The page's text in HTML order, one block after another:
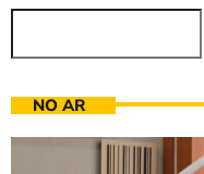
NO AR